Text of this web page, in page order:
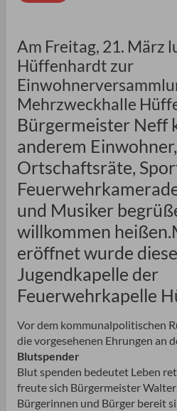
Am Freitag, 21. März
Hüffenhardt zur
Mehrzweckhalle
Bürgermeister Neff
anderem
Ortschaftsräte,
und Musiker
willkommen
eröffnet wurde
Jugendkapelle der
Feuerwehrkapelle
Vor dem kommunalpolitischen
die vorgesehenen Ehrungen an
Blutspender
Blut spenden bedeutet Leben
freute sich Bürgermeister Walter
Bürgerinnen und Bürger bereit